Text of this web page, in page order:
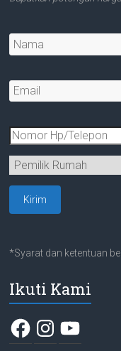
*Syarat dan ketentuan
Ikuti Kami
FacebookInstagram
YouTube